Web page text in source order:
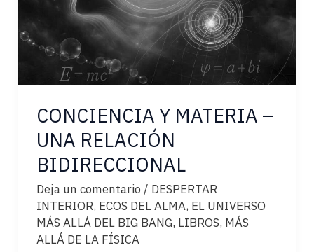
CONCIENCIA Y MATERIA –
UNA RELACIÓN
BIDIRECCIONAL
Deja un comentario / DESPERTAR
INTERIOR, ECOS DEL ALMA, EL UNIVERSO
MÁS ALLÁ DEL BIG BANG, LIBROS, MÁS
ALLÁ DE LA FÍSICA